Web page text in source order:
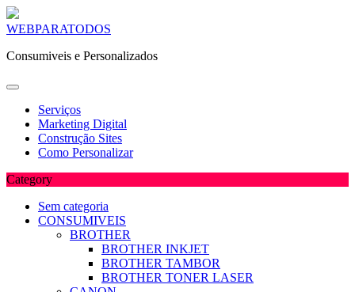
Skip
content
WEBPARATODOS
Consumiveis e Personalizados
Serviços
Marketing Digital
Construção Sites
Como Personalizar
Category
Sem categoria
CONSUMIVEIS
BROTHER
BROTHER INKJET
BROTHER TAMBOR
BROTHER TONER LASER